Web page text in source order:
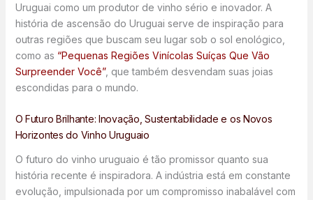
Uruguai como um produtor de vinho sério e inovador. A
história de ascensão do Uruguai serve de inspiração para
outras regiões que buscam seu lugar sob o sol enológico,
como as “Pequenas Regiões Vinícolas Suíças Que Vão
Surpreender Você”, que também desvendam suas joias
escondidas para o mundo.
O Futuro Brilhante: Inovação, Sustentabilidade e os Novos
Horizontes do Vinho Uruguaio
O futuro do vinho uruguaio é tão promissor quanto sua
história recente é inspiradora. A indústria está em constante
evolução, impulsionada por um compromisso inabalável com